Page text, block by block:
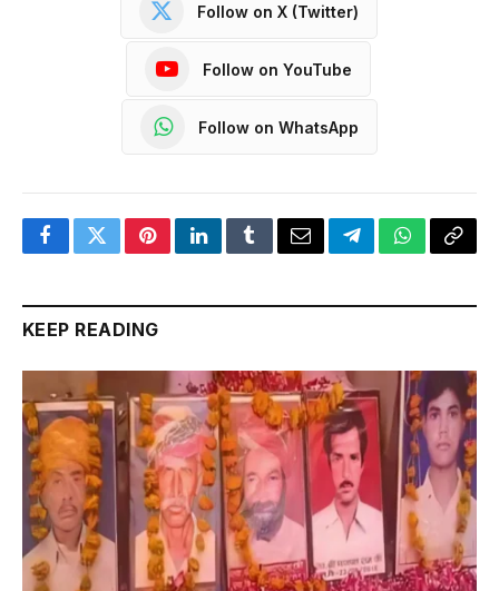
Follow on X (Twitter)
Follow on YouTube
Follow on WhatsApp
FacebookTwitterPinterestLinkedInTumblrEmailTelegramWhatsApp
Copy
KEEP READING